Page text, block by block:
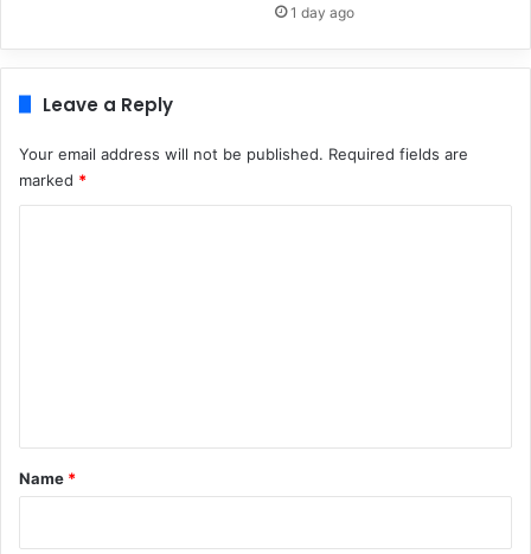
1 day ago
Leave a Reply
Your email address will not be published. Required fields are
marked *
*
Name *